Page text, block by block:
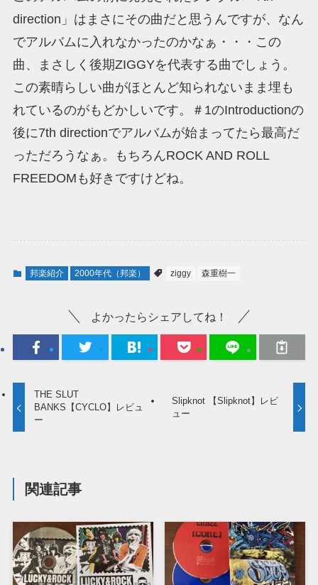
direction」はまさにその曲だと思うんですが、なん
でアルバムに入れなかったのかなぁ・・・この
曲、まさしく後期ZIGGYを代表する曲でしょう。
この素晴らしい曲がほとんど知られないまま埋も
れているのがもどかしいです。＃1のIntroductionの
後に7th directionでアルバムが始まってたら最高だ
っただろうなぁ。もちろんROCK AND ROLL
FREEDOMも好きですけどね。
邦楽紹介 2000年代（邦楽） ziggy 森重樹一
よかったらシェアしてね！
THE SLUT
BANKS【CYCLO】レビュ
ー
Slipknot 【Slipknot】レビ
ュー
関連記事